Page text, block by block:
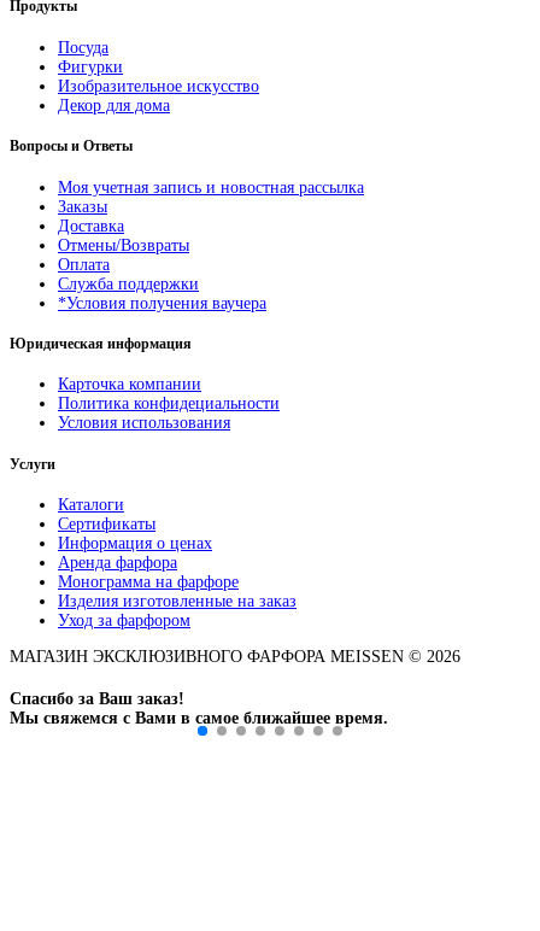
Продукты
Посуда
Фигурки
Изобразительное искусство
Декор для дома
Вопросы и Ответы
Моя учетная запись и новостная рассылка
Заказы
Доставка
Отмены/Возвраты
Оплата
Служба поддержки
*Условия получения ваучера
Юридическая информация
Карточка компании
Политика конфидециальности
Условия использования
Услуги
Каталоги
Сертификаты
Информация о ценах
Аренда фарфора
Монограмма на фарфоре
Изделия изготовленные на заказ
Уход за фарфором
МАГАЗИН ЭКСКЛЮЗИВНОГО ФАРФОРА MEISSEN © 2026
Спасибо за Ваш заказ!
Мы свяжемся с Вами в самое ближайшее время.